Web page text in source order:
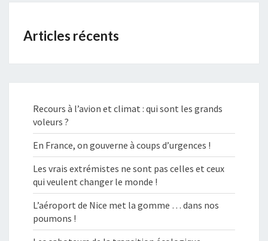
Articles récents
Recours à l’avion et climat : qui sont les grands
voleurs ?
En France, on gouverne à coups d’urgences !
Les vrais extrémistes ne sont pas celles et ceux
qui veulent changer le monde !
L’aéroport de Nice met la gomme … dans nos
poumons !